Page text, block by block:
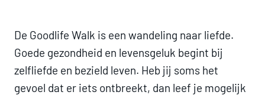
De Goodlife Walk is een wandeling naar liefde.
Goede gezondheid en levensgeluk begint bij
zelfliefde en bezield leven. Heb jij soms het
gevoel dat er iets ontbreekt, dan leef je mogelijk